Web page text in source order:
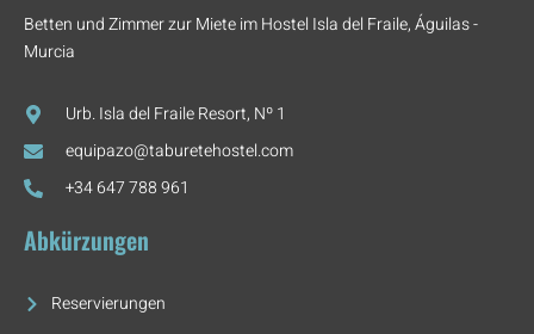
Betten und Zimmer zur Miete im Hostel Isla del Fraile, Águilas -
Murcia
Urb. Isla del Fraile Resort, Nº 1
equipazo@taburetehostel.com
+34 647 788 961
Abkürzungen
Reservierungen